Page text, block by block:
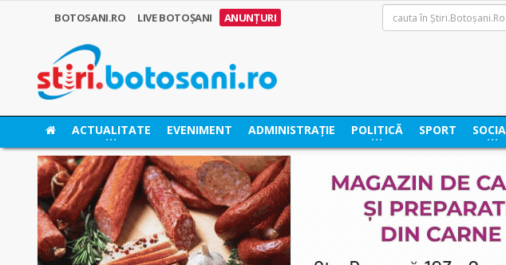
BOTOSANI.RO LIVE BOTOȘANI ANUNȚURI
ACTUALITATE EVENIMENT ADMINISTRAȚIE POLITICĂ SPORT